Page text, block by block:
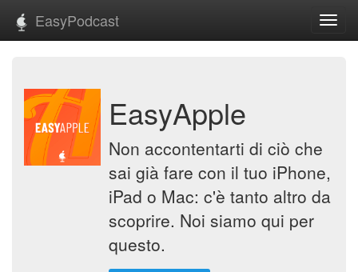
EasyPodcast
EasyApple
Non accontentarti di ciò che
sai già fare con il tuo iPhone,
iPad o Mac: c'è tanto altro da
scoprire. Noi siamo qui per
questo.